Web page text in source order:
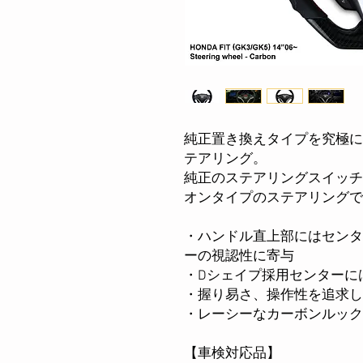
純正置き換えタイプを究極
テアリング。
純正のステアリングスイッ
オンタイプのステアリング
・ハンドル直上部にはセン
ーの視認性に寄与
・Dシェイプ採用センター
・握り易さ、操作性を追求
・レーシーなカーボンルッ
【車検対応品】